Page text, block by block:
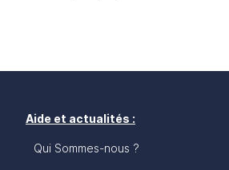
Aide et actualités :
Qui Sommes-nous ?